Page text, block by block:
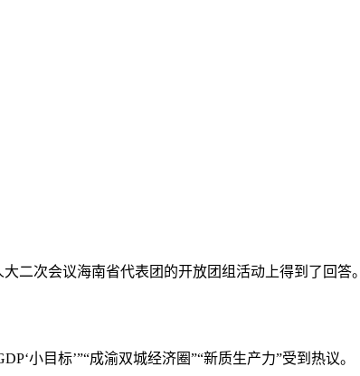
二次会议海南省代表团的开放团组活动上得到了回答。
小目标’”“成渝双城经济圈”“新质生产力”受到热议。